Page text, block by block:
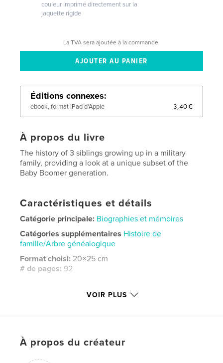
couleur imprimé directement sur la
jaquette rigide
La TVA sera ajoutée à la commande.
Éditions connexes
ebook, format iPad d'Apple 3,40 €
À propos du livre
The history of 3 siblings growing up in a military
family, providing a look at a unique subset of the
Baby Boomer generation.
Caractéristiques et détails
Catégorie principale: Biographies et mémoires
Catégories supplémentaires Histoire de
famille/Arbre généalogique
Format choisi: 20×25 cm
# de pages: 92
Couverture rigide imprimée: 9798210255433
Langue English
VOIR PLUS
À propos du créateur